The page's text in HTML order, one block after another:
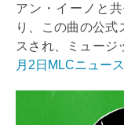
アン・イーノと
り、この曲の公式
スされ、ミュージ
月2日MLCニュース